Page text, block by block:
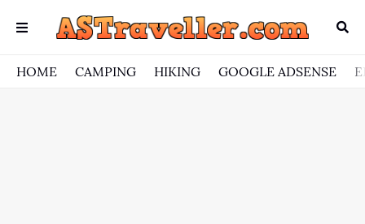
HOME CAMPING HIKING GOOGLE ADSENSE